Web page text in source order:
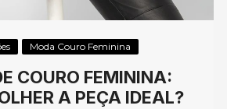
Moda Couro Feminina
COURO FEMININA:
A PEÇA IDEAL?